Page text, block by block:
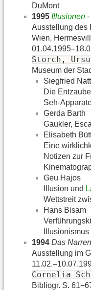
DuMont
1995 Illusionen
Ausstellung des
Wien,
Storch,
Museum der
Siegfried Nattl
Die
Seh-
Gerda Barth
Gaukler,
Elisabeth
Eine
Notizen zur
Geu Hajos
Illusion und
Wettstreit
Hans Bisam
Illusionismus
1994 Das
Ausstellung im
Cornelia
Bibliogr. S.